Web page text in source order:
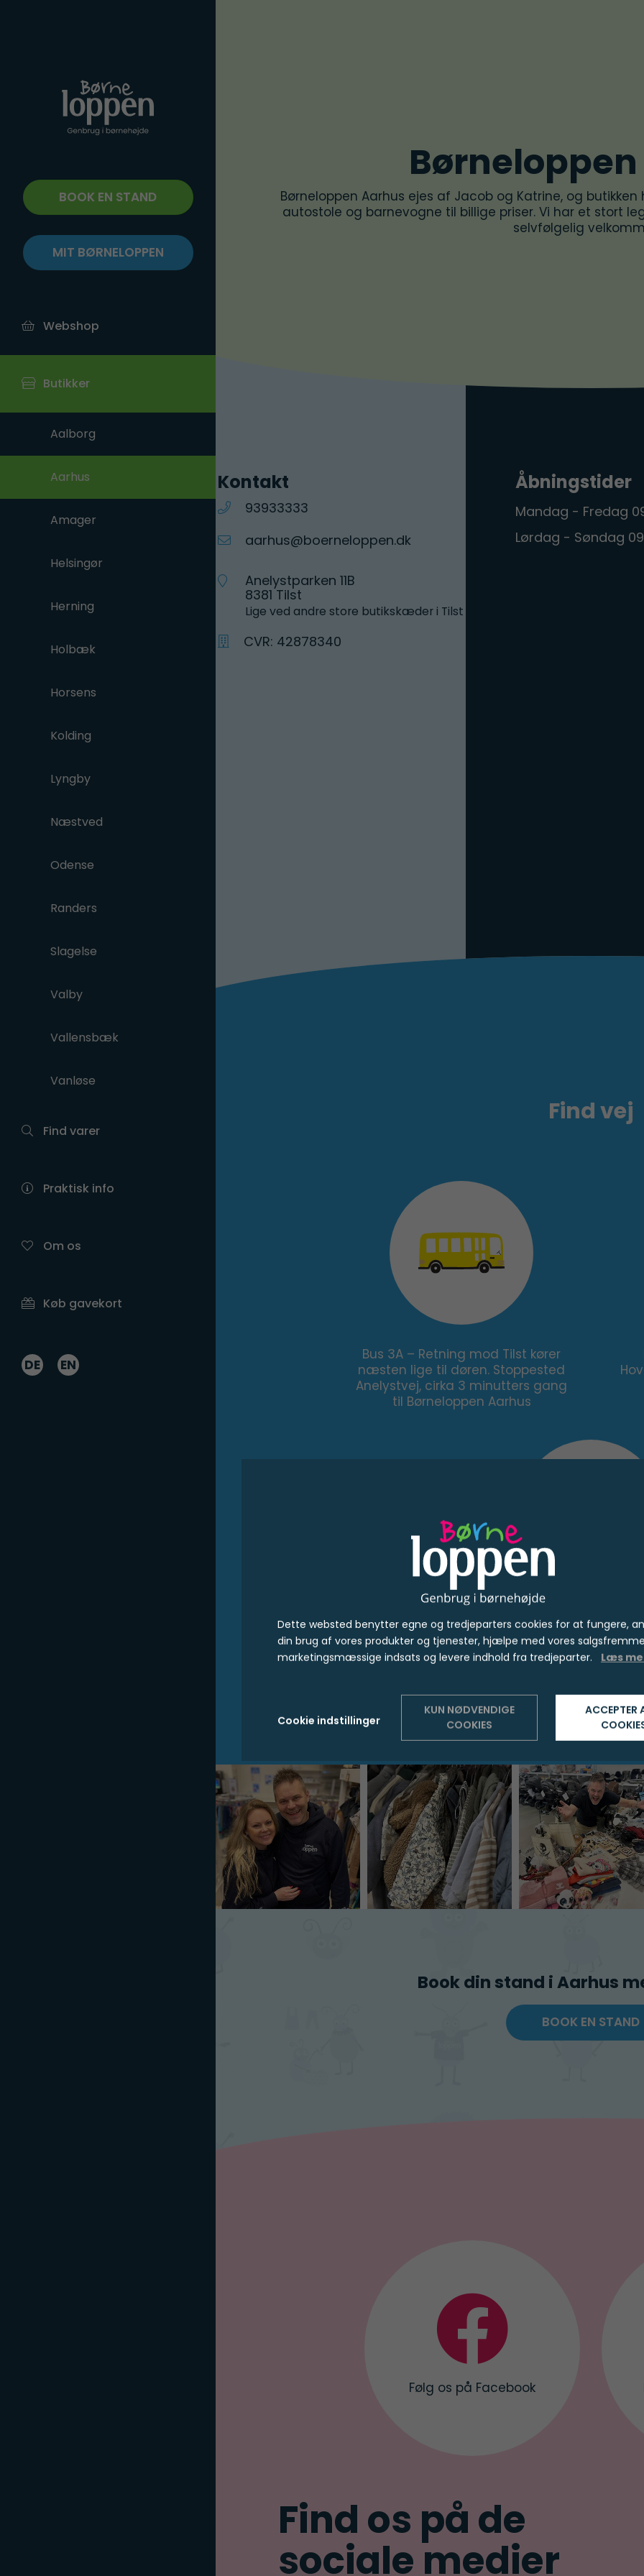
BOOK EN STAND
MIT BØRNELOPPEN
Webshop
Butikker
Aalborg
Aarhus
Amager
Helsingør
Herning
Holbæk
Horsens
Kolding
Lyngby
Næstved
Odense
Randers
Slagelse
Valby
Vallensbæk
Vanløse
Find varer
Praktisk info
Om os
Køb gavekort
DE EN
Børneloppen Aarhus ejes af Jacob og Katrine, og
autostole og barnevogne til billige priser. Vi har et stort
selvfølgelig
Kontakt
93933333
aarhus@boerneloppen.dk
Anelystparken 11B
8381 Tilst
Lige ved andre store butikskæder i Tilst
CVR: 42878340
Åbningstider
Mandag - Fredag
Lørdag - Søndag
Find vej
Bus 3A – Retning mod Tilst kører
næsten lige til døren. Stoppested
Anelystvej, cirka 3 minutters gang
til Børneloppen Aarhus
Børneloppen ligger tæt på
Bilka, Plantorama og
butikskæder. Gratis
Book din stand i Aarhus
BOOK EN STAND

Følg os på Facebook
Find os på de
sociale medier
Dette websted benytter egne og tredjeparters cookies for at fungere,
din brug af vores produkter og tjenester, hjælpe med vores
marketingsmæssige indsats og levere indhold fra tredjeparter. Læs
Cookie indstillinger
KUN NØDVENDIGE
COOKIES
ACCEPTER